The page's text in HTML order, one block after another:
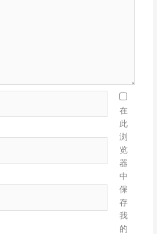
在
此
浏
览
器
中
保
存
我
的